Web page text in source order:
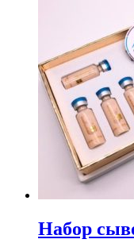
Набор